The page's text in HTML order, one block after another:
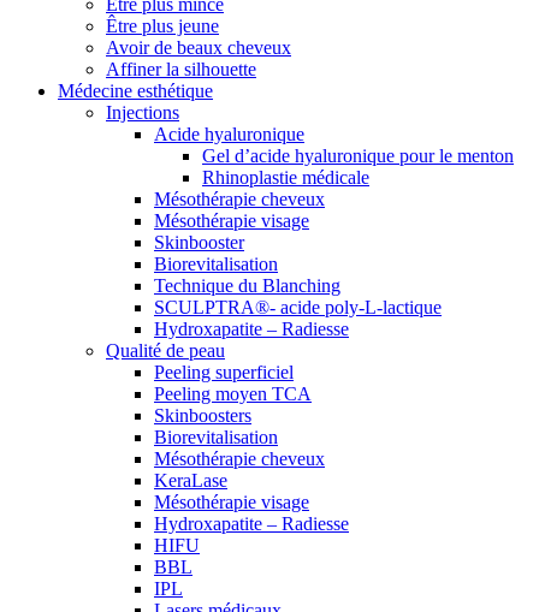
Être plus mince
Être plus jeune
Avoir de beaux cheveux
Affiner la silhouette
Médecine esthétique
Injections
Acide hyaluronique
Gel d’acide hyaluronique pour le menton
Rhinoplastie médicale
Mésothérapie cheveux
Mésothérapie visage
Skinbooster
Biorevitalisation
Technique du Blanching
SCULPTRA®- acide poly-L-lactique
Hydroxapatite – Radiesse
Qualité de peau
Peeling superficiel
Peeling moyen TCA
Skinboosters
Biorevitalisation
Mésothérapie cheveux
KeraLase
Mésothérapie visage
Hydroxapatite – Radiesse
HIFU
BBL
IPL